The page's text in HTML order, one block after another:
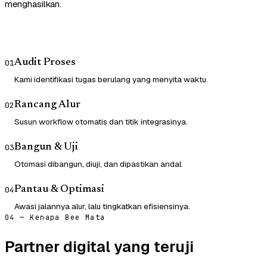
menghasilkan.
01Audit Proses
Kami identifikasi tugas berulang yang menyita waktu.
02Rancang Alur
Susun workflow otomatis dan titik integrasinya.
03Bangun & Uji
Otomasi dibangun, diuji, dan dipastikan andal.
04Pantau & Optimasi
Awasi jalannya alur, lalu tingkatkan efisiensinya.
04 — Kenapa Bee Mata
Partner digital yang teruji